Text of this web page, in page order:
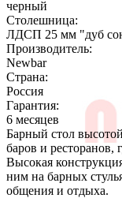
черный
Столешница:
ЛДСП 25 мм "дуб
Производитель:
Newbar
Страна:
Россия
Гарантия:
6 месяцев
Барный стол
баров и ресторанов,
Высокая
ним на барных
общения и отдыха.